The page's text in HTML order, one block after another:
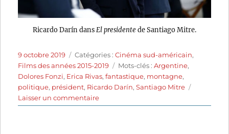
Ricardo Darín dans El presidentede Santiago Mitre.
Publié
le
9 octobre 2019 Catégories
Catégories :Cinéma sud-américain,
Films des années 2015-2019
Étiquettes
Mots-clés :Argentine,
Dolores Fonzi, Erica Rivas,fantastique, montagne,
politique, président, Ricardo Darín,Santiago Mitre
Laisser un commentairesur
El